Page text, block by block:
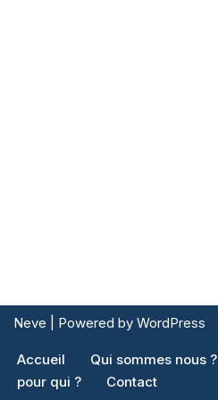
Neve | Powered by WordPress
Accueil Qui sommes nous ?
pour qui ?
Contact